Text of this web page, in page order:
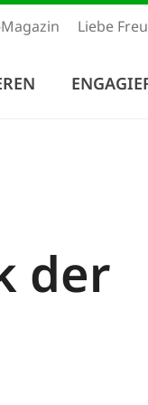
Liebe
der